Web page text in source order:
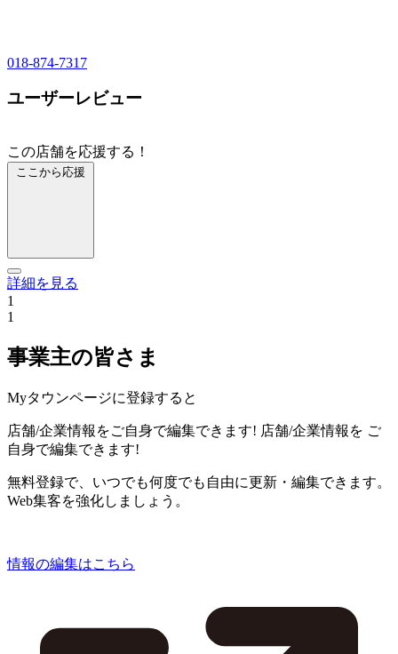
018-874-7317
ユーザーレビュー
この店舗を応援する！
ここから応援
詳細を見る
1
1
事業主の皆さま
Myタウンページに登録すると
店舗/企業情報をご自身で編集できます! 店舗/企業情報を ご
自身で編集できます!
無料登録で、いつでも何度でも自由に更新・編集できます。
Web集客を強化しましょう。
情報の編集はこちら